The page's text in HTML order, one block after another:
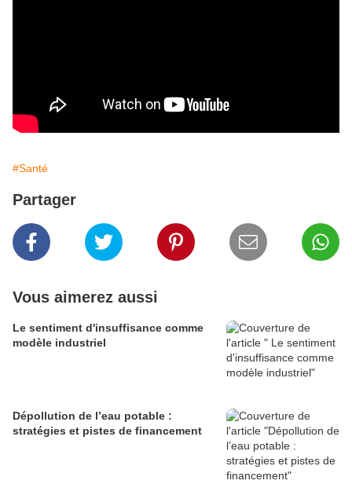
#Santé
Partager
Vous aimerez aussi
Le sentiment d'insuffisance comme
modèle industriel
Dépollution de l’eau potable :
stratégies et pistes de financement